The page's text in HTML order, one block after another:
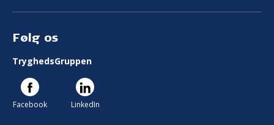
Følg os
TryghedsGruppen
Facebook LinkedIn